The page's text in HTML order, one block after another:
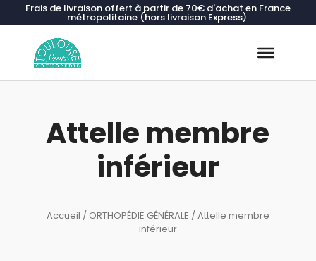
Frais de livraison offert à partir de 70€ d'achat en France
métropolitaine (hors livraison Express).
Attelle membre
inférieur
Accueil / ORTHOPÉDIE GÉNÉRALE / Attelle membre
inférieur